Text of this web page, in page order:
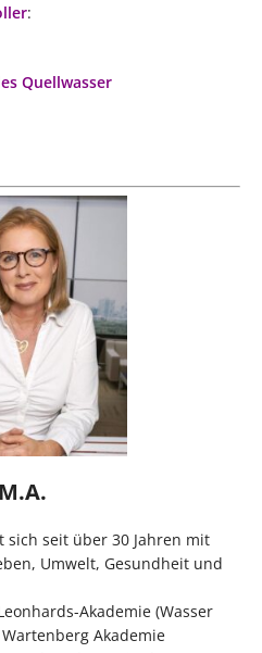
:
Quellwasser
sich seit über 30 Jahren mit
Umwelt, Gesundheit und
Akademie (Wasser
Akademie